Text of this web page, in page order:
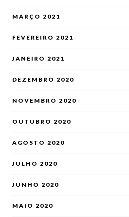
MARÇO 2021
FEVEREIRO 2021
JANEIRO 2021
DEZEMBRO 2020
NOVEMBRO 2020
OUTUBRO 2020
AGOSTO 2020
JULHO 2020
JUNHO 2020
MAIO 2020